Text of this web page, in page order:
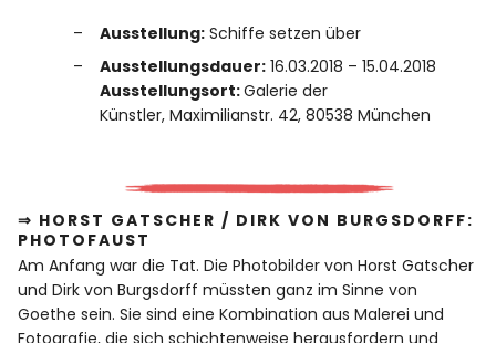
Ausstellung: Schiffe setzen über
Ausstellungsdauer: 16.03.2018 – 15.04.2018
Ausstellungsort:Galerie der
Künstler, Maximilianstr. 42, 80538 München
⇒ HORST GATSCHER / DIRK VON BURGSDORFF:
PHOTOFAUST
Am Anfang war die Tat. Die Photobilder von Horst Gatscher
und Dirk von Burgsdorff müssten ganz im Sinne von
Goethe sein. Sie sind eine Kombination aus Malerei und
Fotografie, die sich schichtenweise herausfordern und